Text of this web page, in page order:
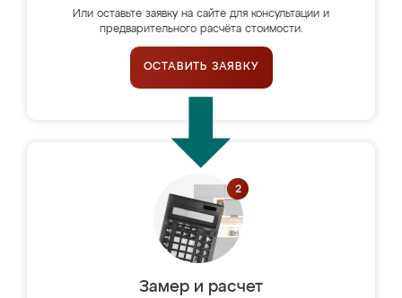
Или оставьте заявку на сайте для консультации и
предварительного расчёта стоимости.
ОСТАВИТЬ ЗАЯВКУ
Замер и расчет